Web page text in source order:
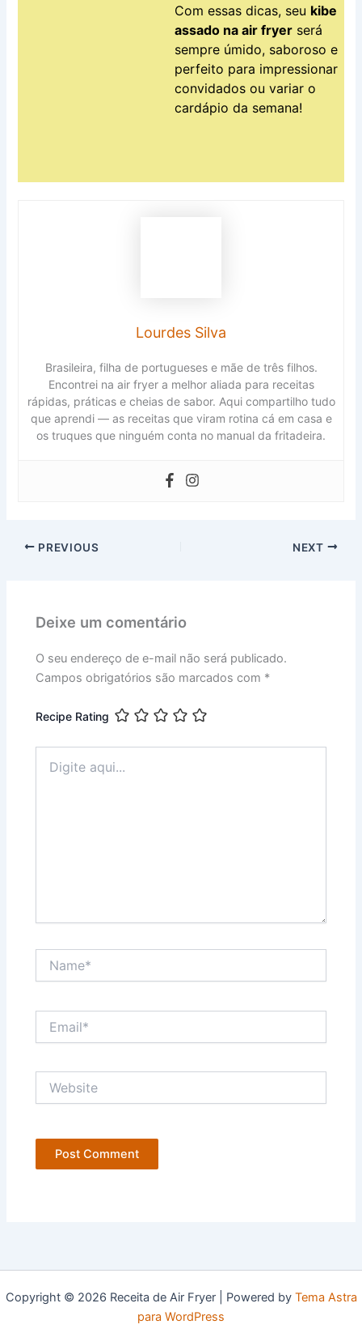
Com essas dicas, seu kibe
assado na air fryer será
sempre úmido, saboroso e
perfeito para impressionar
convidados ou variar o
cardápio da semana!
Lourdes Silva
Brasileira, filha de portugueses e mãe de três filhos.
Encontrei na air fryer a melhor aliada para receitas
rápidas, práticas e cheias de sabor. Aqui compartilho tudo
que aprendi — as receitas que viram rotina cá em casa e
os truques que ninguém conta no manual da fritadeira.
PREVIOUS NEXT
Deixe um comentário
O seu endereço de e-mail não será publicado.
Campos obrigatórios são marcados com *
Recipe Rating
aqui...
Copyright © 2026 Receita de Air Fryer | Powered by Tema Astra
para WordPress